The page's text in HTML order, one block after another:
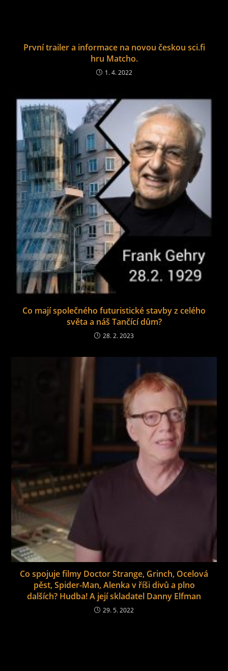
První trailer a informace na novou českou sci.fi
hru Matcho.
1. 4. 2022
Co mají společného futuristické stavby z celého
světa a náš Tančící dům?
28. 2. 2023
Co spojuje filmy Doctor Strange, Grinch, Ocelová
pěst, Spider-Man, Alenka v říši divů a plno
dalších? Hudba! A její skladatel Danny Elfman
29. 5. 2022